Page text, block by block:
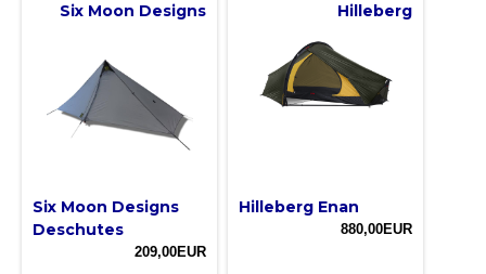
Six Moon Designs
Six Moon Designs
Deschutes
209,00EUR
Hilleberg
Hilleberg Enan
880,00EUR